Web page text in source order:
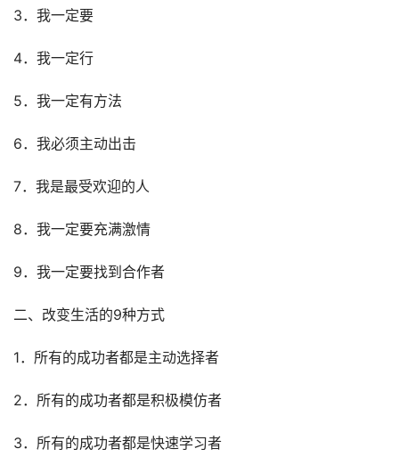
3．我一定要
4．我一定行
5．我一定有方法
6．我必须主动出击
7．我是最受欢迎的人
8．我一定要充满激情
9．我一定要找到合作者
二、改变生活的9种方式
1．所有的成功者都是主动选择者
2．所有的成功者都是积极模仿者
3．所有的成功者都是快速学习者